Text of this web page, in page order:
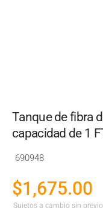
Tanque de fibra
capacidad de 1
690948
$1,675.00
Sujetos a cambio sin